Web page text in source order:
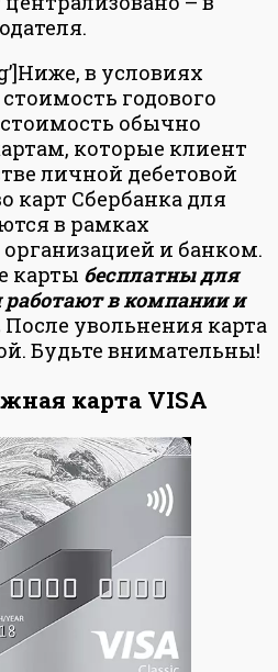
в условиях
годового
обычно
которые клиент
личной дебетовой
карт Сбербанка для
в рамках
и банком.
карты бесплатны для
работают в компании и
После увольнения карта
Будьте внимательны!
карта VISA